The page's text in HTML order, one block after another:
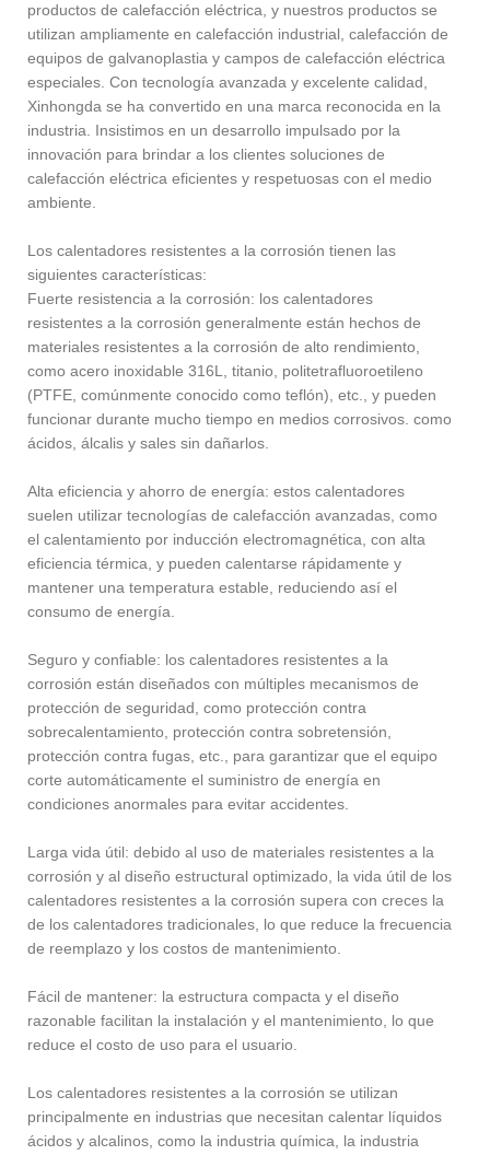
productos de calefacción eléctrica, y nuestros productos se
utilizan ampliamente en calefacción industrial, calefacción de
equipos de galvanoplastia y campos de calefacción eléctrica
especiales. Con tecnología avanzada y excelente calidad,
Xinhongda se ha convertido en una marca reconocida en la
industria. Insistimos en un desarrollo impulsado por la
innovación para brindar a los clientes soluciones de
calefacción eléctrica eficientes y respetuosas con el medio
ambiente.
Los calentadores resistentes a la corrosión tienen las
siguientes características:
Fuerte resistencia a la corrosión: los calentadores
resistentes a la corrosión generalmente están hechos de
materiales resistentes a la corrosión de alto rendimiento,
como acero inoxidable 316L, titanio, politetrafluoroetileno
(PTFE, comúnmente conocido como teflón), etc., y pueden
funcionar durante mucho tiempo en medios corrosivos. como
ácidos, álcalis y sales sin dañarlos.
Alta eficiencia y ahorro de energía: estos calentadores
suelen utilizar tecnologías de calefacción avanzadas, como
el calentamiento por inducción electromagnética, con alta
eficiencia térmica, y pueden calentarse rápidamente y
mantener una temperatura estable, reduciendo así el
consumo de energía.
Seguro y confiable: los calentadores resistentes a la
corrosión están diseñados con múltiples mecanismos de
protección de seguridad, como protección contra
sobrecalentamiento, protección contra sobretensión,
protección contra fugas, etc., para garantizar que el equipo
corte automáticamente el suministro de energía en
condiciones anormales para evitar accidentes.
Larga vida útil: debido al uso de materiales resistentes a la
corrosión y al diseño estructural optimizado, la vida útil de los
calentadores resistentes a la corrosión supera con creces la
de los calentadores tradicionales, lo que reduce la frecuencia
de reemplazo y los costos de mantenimiento.
Fácil de mantener: la estructura compacta y el diseño
razonable facilitan la instalación y el mantenimiento, lo que
reduce el costo de uso para el usuario. ‌
Los calentadores resistentes a la corrosión se utilizan
principalmente en industrias que necesitan calentar líquidos
ácidos y alcalinos, como la industria química, la industria